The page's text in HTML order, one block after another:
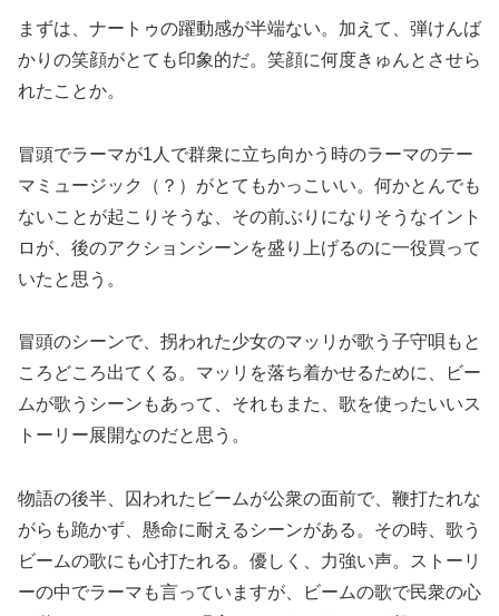
まずは、ナートゥの躍動感が半端ない。加えて、弾けんば
かりの笑顔がとても印象的だ。笑顔に何度きゅんとさせら
れたことか。
冒頭でラーマが1人で群衆に立ち向かう時のラーマのテー
マミュージック（？）がとてもかっこいい。何かとんでも
ないことが起こりそうな、その前ぶりになりそうなイント
ロが、後のアクションシーンを盛り上げるのに一役買って
いたと思う。
冒頭のシーンで、拐われた少女のマッリが歌う子守唄もと
ころどころ出てくる。マッリを落ち着かせるために、ビー
ムが歌うシーンもあって、それもまた、歌を使ったいいス
トーリー展開なのだと思う。
物語の後半、囚われたビームが公衆の面前で、鞭打たれな
がらも跪かず、懸命に耐えるシーンがある。その時、歌う
ビームの歌にも心打たれる。優しく、力強い声。ストーリ
ーの中でラーマも言っていますが、ビームの歌で民衆の心